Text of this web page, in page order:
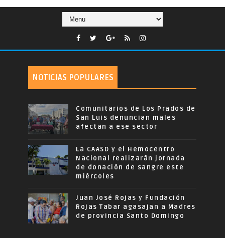
NOTICIAS POPULARES
Comunitarios de Los Prados de
San Luis denuncian males
afectan a ese sector
La CAASD y el Hemocentro
Nacional realizarán jornada
de donación de sangre este
miércoles
Juan José Rojas y Fundación
Rojas Tabar agasajan a Madres
de provincia Santo Domingo